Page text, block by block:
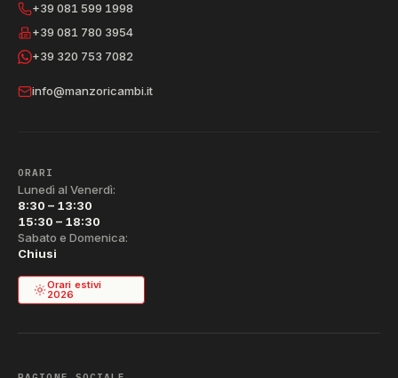
+39 081 599 1998
+39 081 780 3954
+39 320 753 7082
info@manzoricambi.it
ORARI
Lunedì al Venerdì:
8:30 – 13:30
15:30 – 18:30
Sabato e Domenica:
Chiusi
Orari estivi
2026